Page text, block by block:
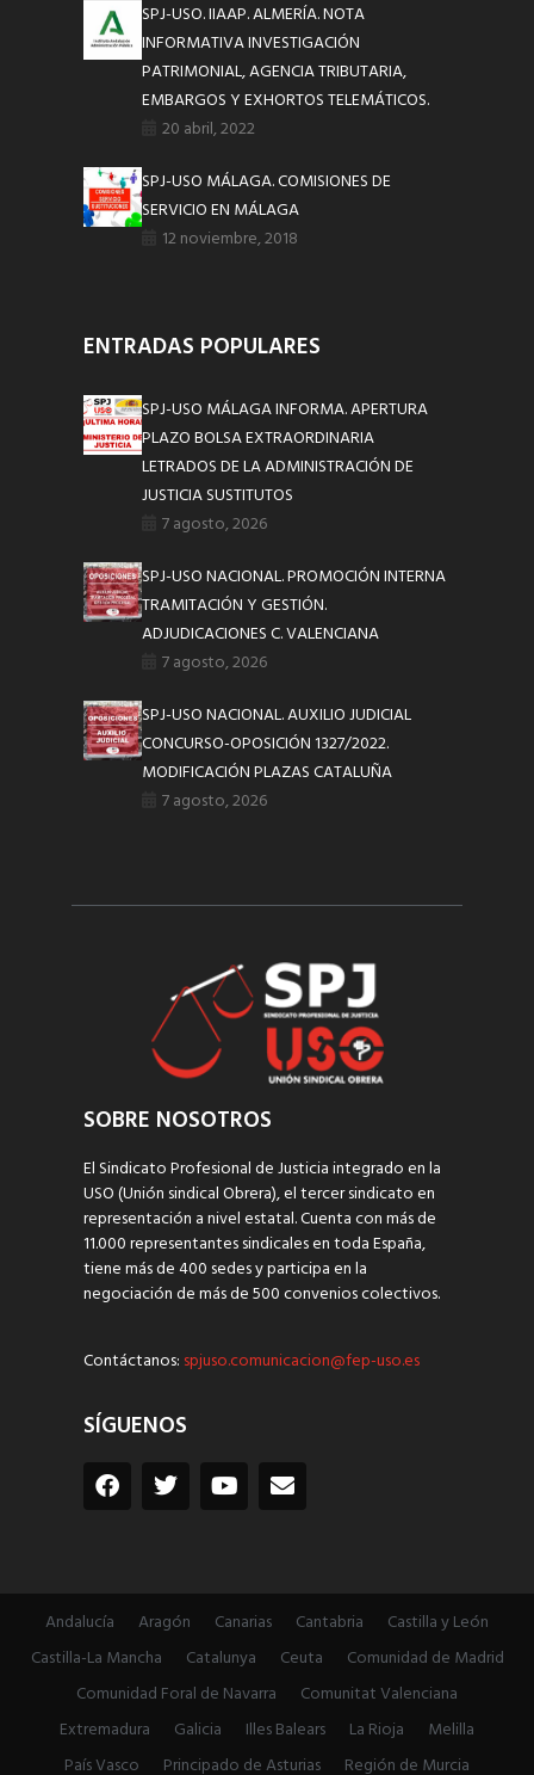
SPJ-USO. IIAAP. ALMERÍA. NOTA
INFORMATIVA INVESTIGACIÓN
PATRIMONIAL, AGENCIA TRIBUTARIA,
EMBARGOS Y EXHORTOS TELEMÁTICOS.
20 abril, 2022
SPJ-USO MÁLAGA. COMISIONES DE
SERVICIO EN MÁLAGA
12 noviembre, 2018
ENTRADAS POPULARES
SPJ-USO MÁLAGA INFORMA. APERTURA
PLAZO BOLSA EXTRAORDINARIA
LETRADOS DE LA ADMINISTRACIÓN DE
JUSTICIA SUSTITUTOS
7 agosto, 2026
SPJ-USO NACIONAL. PROMOCIÓN INTERNA
TRAMITACIÓN Y GESTIÓN.
ADJUDICACIONES C. VALENCIANA
7 agosto, 2026
SPJ-USO NACIONAL. AUXILIO JUDICIAL
CONCURSO-OPOSICIÓN 1327/2022.
MODIFICACIÓN PLAZAS CATALUÑA
7 agosto, 2026
SOBRE NOSOTROS
El Sindicato Profesional de Justicia integrado en la
USO (Unión sindical Obrera), el tercer sindicato en
representación a nivel estatal. Cuenta con más de
11.000 representantes sindicales en toda España,
tiene más de 400 sedes y participa en la
negociación de más de 500 convenios colectivos.
Contáctanos: spjuso.comunicacion@fep-uso.es
SÍGUENOS
Andalucía Aragón Canarias Cantabria
Castilla y León
Castilla-La Mancha
Catalunya Ceuta
Comunidad de Madrid
Comunidad Foral de Navarra
Comunitat Valenciana
Extremadura
Galicia Illes Balears La Rioja
Melilla
País Vasco
Principado de Asturias Región de Murcia